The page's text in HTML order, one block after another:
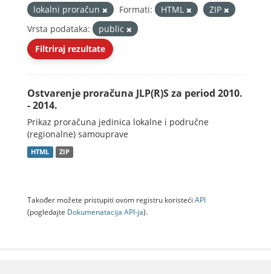
lokalni proračun
Formati: HTML
ZIP
Vrsta podataka:
public
Filtriraj rezultate
Ostvarenje proračuna JLP(R)S za period 2010.
- 2014.
Prikaz proračuna jedinica lokalne i područne
(regionalne) samouprave
HTML ZIP
Također možete pristupiti ovom registru koristeći API
(pogledajte Dokumenаtаcijа API-jа).